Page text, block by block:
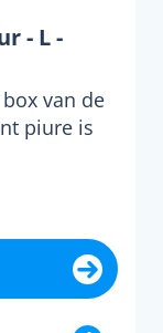
- L -
van de
piure is